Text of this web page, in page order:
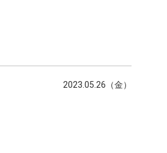
2023.05.26（金）